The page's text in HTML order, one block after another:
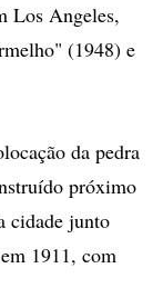
Los Angeles,
(1948) e
da pedra
próximo
cidade junto
1911, com